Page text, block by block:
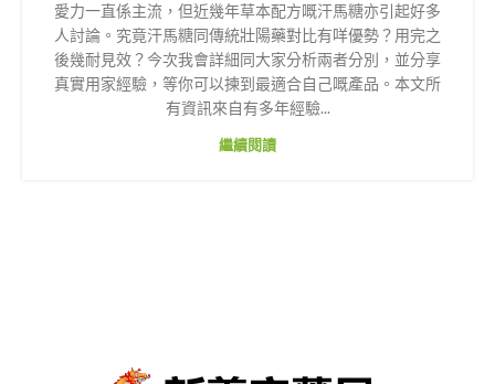
愛力一直係主流，但近幾年草本配方嘅汗馬糖亦引起好多
人討論。究竟汗馬糖同傳統壯陽藥對比有咩優勢？用完之
後幾耐見效？今次我會詳細同大家分析兩者分別，並分享
真實用家經驗，等你可以揀到最適合自己嘅產品。本文所
有資訊來自有多年經驗...
繼續閱讀